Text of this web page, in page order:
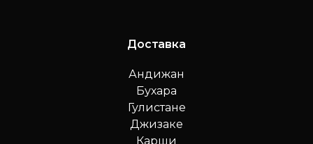
Доставка
Андижан
Бухара
Гулистане
Джизаке
Карши